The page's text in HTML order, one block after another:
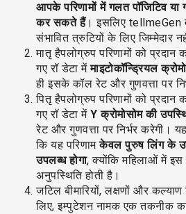
आपके परिणामों में गलत पॉजिटिव या
कर सकते हैं। इसलिए tellmeGen
संभावित त्रुटियों के लिए जिम्मेदार
मातृ हैपलोग्रुप परिणामों को प्रदान
गए रॉ डेटा मेंमाइटोकॉन्ड्रियल
ही इसके कॉल रेट और गुणवत्ता पर
पितृ हैपलोग्रुप परिणामों को प्रदान
गए रॉ डेटा में Y क्रोमोसोम की
रेट और गुणवत्ता पर निर्भर करेगी। यह
कि यह परिणामकेवल पुरुष लिंग के
उपलब्ध होगा, क्योंकि महिलाओं में इस
अनुपस्थिति होती है।
जटिल बीमारियों, लक्षणों और
लिए, इम्पुटेशन नामक एक तकनीक का